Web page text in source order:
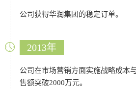
公司获得华润集团的稳定订单。
2013年
公司在市场营销方面实施战略成本
售额突破2000万元。